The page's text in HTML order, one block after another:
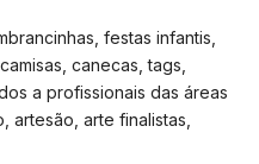
festas infantis,
canecas, tags,
a profissionais das áreas
artesão, arte finalistas,